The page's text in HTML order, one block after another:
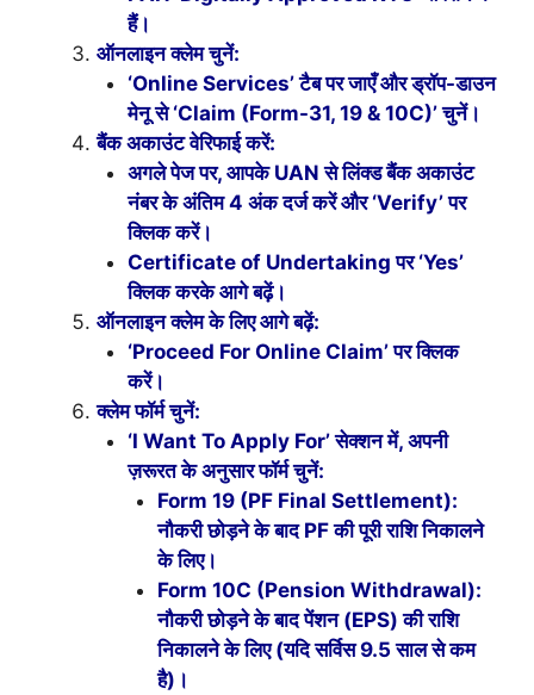
हैं।
ऑनलाइन क्लेम चुनें:
‘Online Services’ टैब पर जाएँ और ड्रॉप-डाउन
मेनू से ‘Claim (Form-31, 19 & 10C)’ चुनें।
बैंक अकाउंट वेरिफाई करें:
अगले पेज पर, आपके UAN से लिंक्ड बैंक अकाउंट
नंबर के अंतिम 4 अंक दर्ज करें और ‘Verify’ पर
क्लिक करें।
Certificate of Undertaking पर ‘Yes’
क्लिक करके आगे बढ़ें।
ऑनलाइन क्लेम के लिए आगे बढ़ें:
‘Proceed For Online Claim’ पर क्लिक
करें।
क्लेम फॉर्म चुनें:
‘I Want To Apply For’ सेक्शन में, अपनी
ज़रूरत के अनुसार फॉर्म चुनें:
Form 19 (PF Final Settlement):
नौकरी छोड़ने के बाद PF की पूरी राशि निकालने
के लिए।
Form 10C (Pension Withdrawal):
नौकरी छोड़ने के बाद पेंशन (EPS) की राशि
निकालने के लिए (यदि सर्विस 9.5 साल से कम
है)।